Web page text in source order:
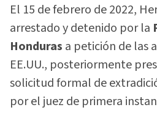
El 15 de febrero de 2022,
arrestado y detenido por la
Honduras a petición de las
EE.UU., posteriormente
solicitud formal de
por el juez de primera